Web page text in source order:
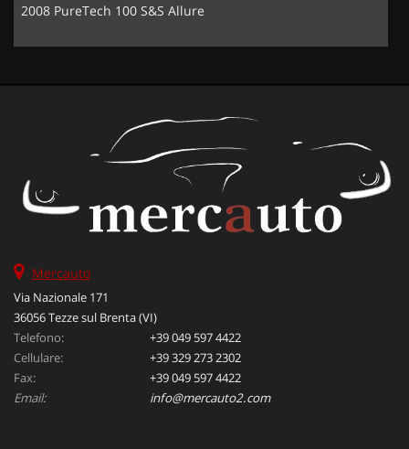
2008 PureTech 100 S&S Allure
Mercauto
Via Nazionale 171
36056 Tezze sul Brenta (VI)
Telefono:
+39 049 597 4422
Cellulare:
+39 329 273 2302
Fax:
+39 049 597 4422
Email:
info@mercauto2.com